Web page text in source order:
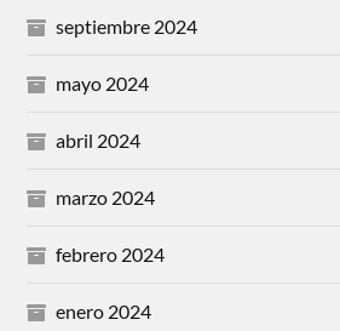
septiembre 2024
mayo 2024
abril 2024
marzo 2024
febrero 2024
enero 2024